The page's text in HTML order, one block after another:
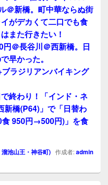
＠新橋。町中華ならぬ街
がデカくて二口でも食
また行きたい！
＠長谷川＠西新橋。日
早かった。
ラジリアンバイキング
終わり！「インド・ネ
橋(P64)」で「日替わ
食 950円→500円)」を食
池山王・神谷町) 作成者:admin